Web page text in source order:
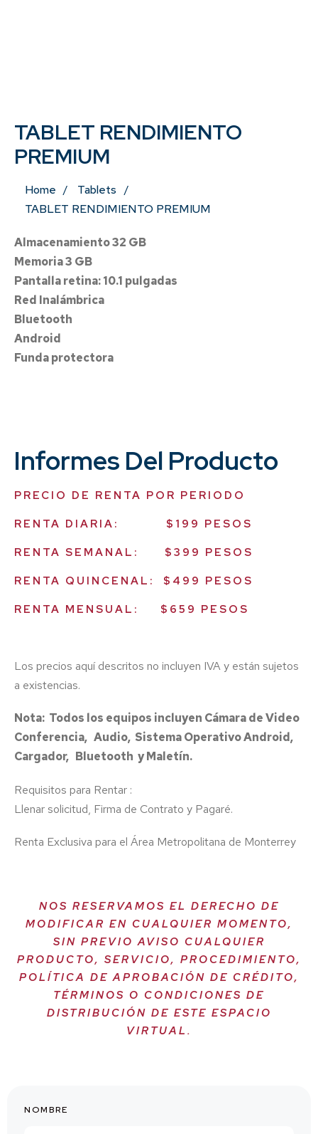
TABLET RENDIMIENTO
PREMIUM
Home
Tablets
TABLET RENDIMIENTO PREMIUM
Almacenamiento 32 GB
Memoria 3 GB
Pantalla retina: 10.1 pulgadas
Red Inalámbrica
Bluetooth
Android
Funda protectora
Informes Del Producto
PRECIO DE RENTA POR PERIODO
RENTA DIARIA: $199 PESOS
RENTA SEMANAL: $399 PESOS
RENTA QUINCENAL: $499 PESOS
RENTA MENSUAL: $659 PESOS
Los precios aquí descritos no incluyen IVA y están sujetos
a existencias.
Nota: Todos los equipos incluyen Cámara de Video
Conferencia, Audio, Sistema Operativo Android,
Cargador, Bluetooth y Maletín.
Requisitos para Rentar :
Llenar solicitud, Firma de Contrato y Pagaré.
Renta Exclusiva para el Área Metropolitana de Monterrey
NOS RESERVAMOS EL DERECHO DE
MODIFICAR EN CUALQUIER MOMENTO,
SIN PREVIO AVISO CUALQUIER
PRODUCTO, SERVICIO, PROCEDIMIENTO,
POLÍTICA DE APROBACIÓN DE CRÉDITO,
TÉRMINOS O CONDICIONES DE
DISTRIBUCIÓN DE ESTE ESPACIO
VIRTUAL.
NOMBRE